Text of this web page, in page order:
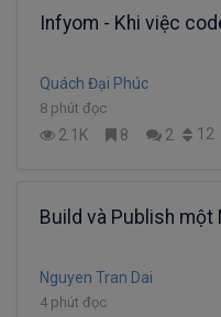
Infyom - Khi việc
Quách Đại Phúc
8 phút đọc
2.1K 8 2 12
Build và Publish
Nguyen Tran Dai
4 phút đọc